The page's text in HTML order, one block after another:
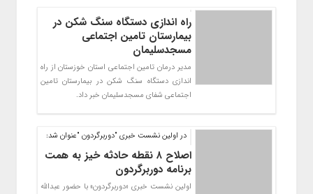
راه اندازی دستگاه سنگ شکن در
بیمارستان تامین اجتماعی
مسجدسلیمان
مدیر درمان تامین اجتماعی استان خوزستان از راه
اندازی دستگاه سنگ شکن در بیمارستان تامین
اجتماعی شفای مسجدسلیمان خبر داد.
در اولین نشست خبری "دوربرگردون "عنوان شد:
اصلاح ۸ نقطه حادثه خیز به همت
برنامه دوربرگردون
اولین نشست خبری «دوربرگردون» با حضور عبدالله